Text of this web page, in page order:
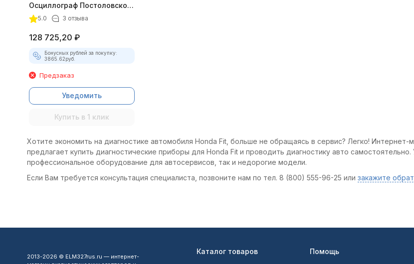
Осциллограф Постоловского
4 (полный комплект)
5.0 3 отзыва
128 725,20 ₽
Бонусных рублей за покупку:
3865.62руб.
Предзаказ
Уведомить
Купить в 1 клик
Хотите экономить на диагностике автомобиля Honda Fit, больше не обращаясь в сервис? Легко! Интернет-
предлагает купить диагностические приборы для Honda Fit и проводить диагностику авто
профессиональное оборудование для автосервисов, так и недорогие модели.
Если Вам требуется консультация специалиста, позвоните нам по тел. 8 (800) 555-96-25 или закажите
2013-2026 © ELM327rus.ru — интернет-
Каталог товаров Помощь